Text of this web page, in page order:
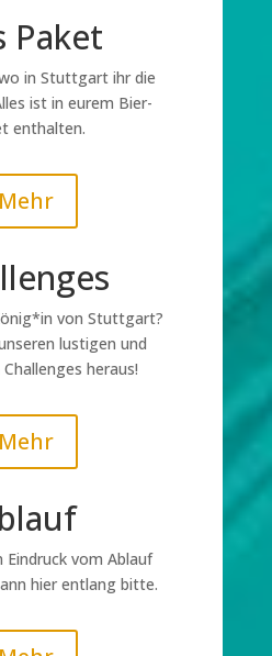
Paket
inStuttgart ihr die
ist in eurem Bier-
enthalten.
Mehr
von Stuttgart?
lustigen und
heraus!
Mehr
Eindruck vom Ablauf
hier entlang bitte.